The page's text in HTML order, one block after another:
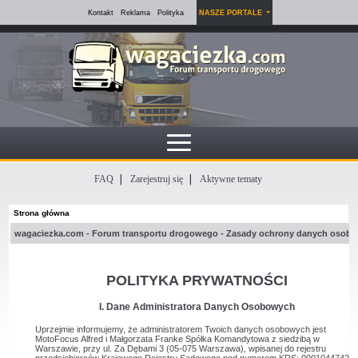
Kontakt Reklama Polityka NASZE PORTALE
FAQ Zarejestruj się Aktywne tematy
Strona główna
wagaciezka.com - Forum transportu drogowego - Zasady ochrony danych
POLITYKA PRYWATNOŚCI
I. Dane Administratora Danych Osobowych
Uprzejmie informujemy, że administratorem Twoich danych osobowych jest
MotoFocus Alfred i Małgorzata Franke Spółka Komandytowa z siedzibą w
Warszawie, przy ul. Za Dębami 3 (05-075 Warszawa), wpisanej do rejestru